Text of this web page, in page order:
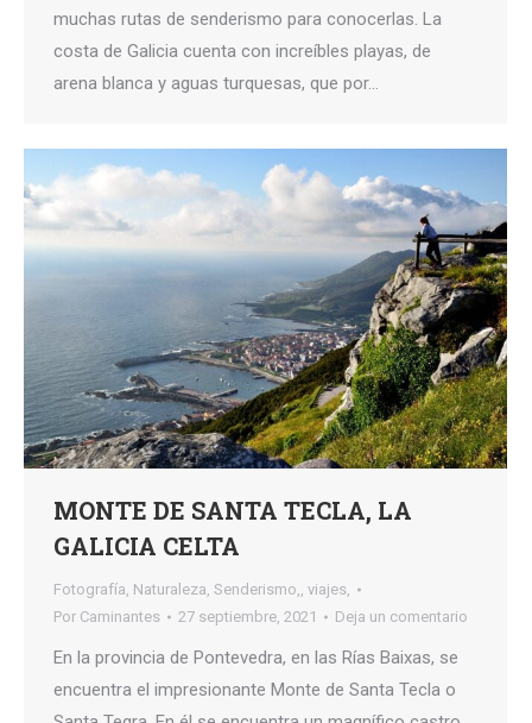
muchas rutas de senderismo para conocerlas. La
costa de Galicia cuenta con increíbles playas, de
arena blanca y aguas turquesas, que por…
MONTE DE SANTA TECLA, LA
GALICIA CELTA
Fotografía, Naturaleza, Senderismo,, viajes,
Por Caminantes 27 septiembre, 2021 Deja un comentario
En la provincia de Pontevedra, en las Rías Baixas, se
encuentra el impresionante Monte de Santa Tecla o